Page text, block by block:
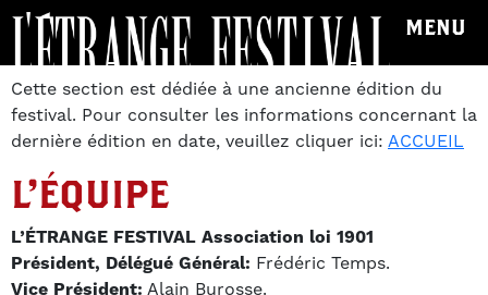
MENU
Cette section est dédiée à une ancienne édition du
festival. Pour consulter les informations concernant la
dernière édition en date, veuillez cliquer ici: ACCUEIL
L'ÉQUIPE
L’ÉTRANGE FESTIVAL Association loi 1901
Président, Délégué Général: Frédéric Temps.
Vice Président: Alain Burosse.